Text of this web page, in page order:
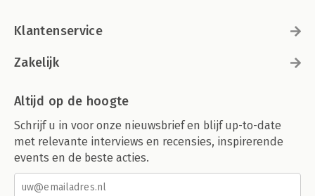
Auteurs
Klantenservice
Zakelijk
Altijd op de hoogte
Schrijf u in voor onze nieuwsbrief en blijf up-to-date
met relevante interviews en recensies, inspirerende
events en de beste acties.